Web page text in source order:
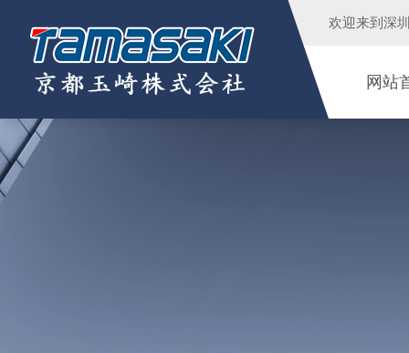
欢迎来到 深
网站